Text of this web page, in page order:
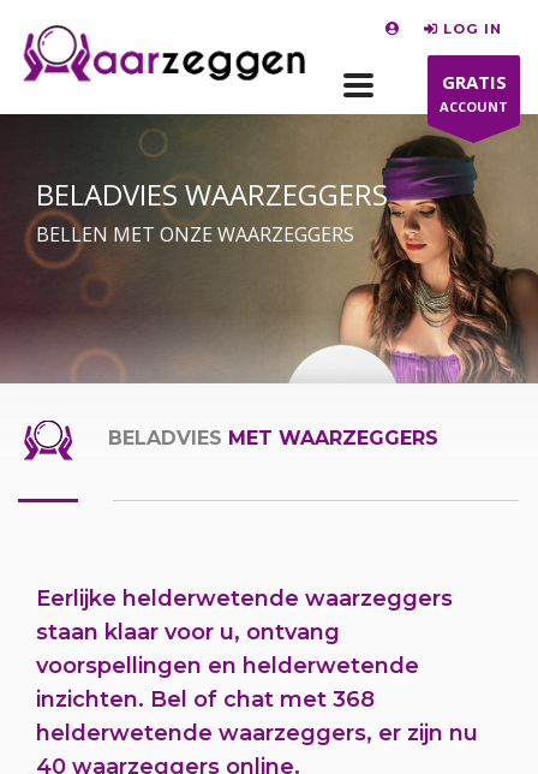
LOG IN
GRATIS
ACCOUNT
BELADVIES WAARZEGGERS
BELLEN MET ONZE WAARZEGGERS
BELADVIES MET WAARZEGGERS
Eerlijke helderwetende waarzeggers
staan klaar voor u, ontvang
voorspellingen en helderwetende
inzichten. Bel of chat met 368
helderwetende waarzeggers, er zijn nu
40 waarzeggers online.